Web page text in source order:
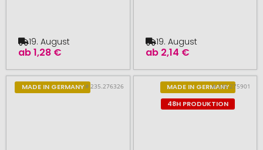
ab1,28 €
19. August
ab 2,14 €
19. August
MADE IN GERMANY# 235.276326
MADE IN GERMANY
48H PRODUKTION
# 235.275901